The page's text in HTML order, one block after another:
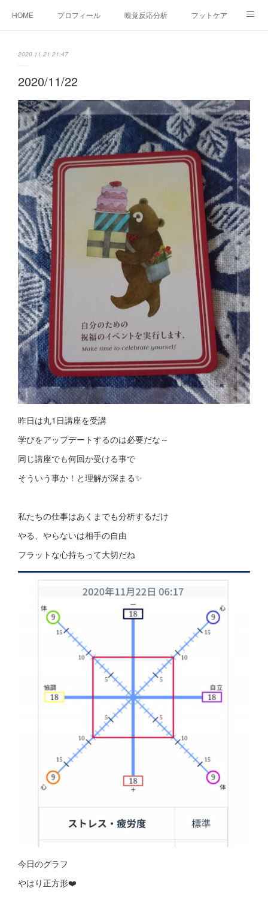
HOME プロフィール 嗅覚反応分析 フットケア
2020.11.21 21:47
2020/11/22
昨日は丸1日講座を受講
学びをアップデートするのは必要だな～
同じ講座でも何回か受ける事で
そういう事か！と理解が深まる✨
私たちの仕事はあくまでも分析するだけ
やる、やらないは相手の自由
フラットな心持ちって大切だね
今日のグラフ
やはり正方形❤️